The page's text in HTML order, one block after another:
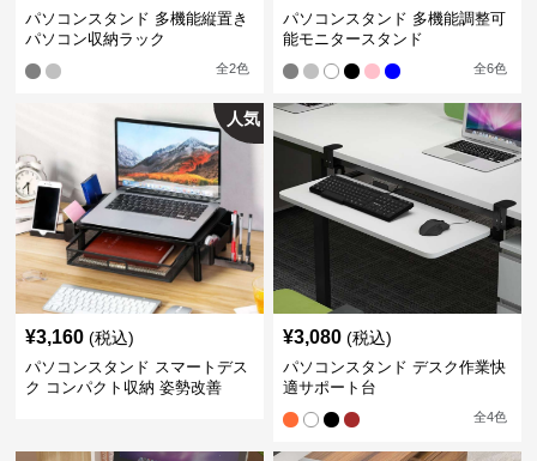
パソコンスタンド 多機能縦置き
パソコン収納ラック
全2色
パソコンスタンド 多機能調整可
能モニタースタンド
全6色
人気
¥3,160 (税込)
パソコンスタンド スマートデス
ク コンパクト収納 姿勢改善
¥3,080 (税込)
パソコンスタンド デスク作業快
適サポート台
全4色